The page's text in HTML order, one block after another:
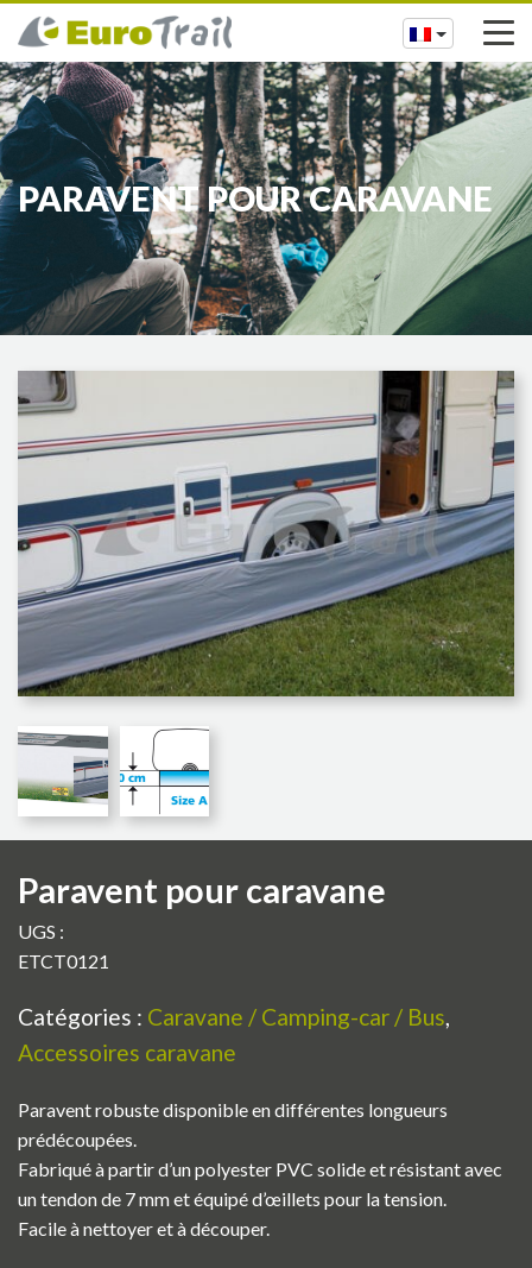
PARAVENT POUR CARAVANE
Paravent pour caravane
UGS :
ETCT0121
Catégories : Caravane / Camping-car / Bus,
Accessoires caravane
Paravent robuste disponible en différentes longueurs
prédécoupées.
Fabriqué à partir d’un polyester PVC solide et résistant avec
un tendon de 7 mm et équipé d’œillets pour la tension.
Facile à nettoyer et à découper.